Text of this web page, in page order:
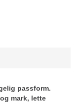
passform.
mark, lette